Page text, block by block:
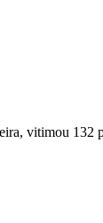
vitimou